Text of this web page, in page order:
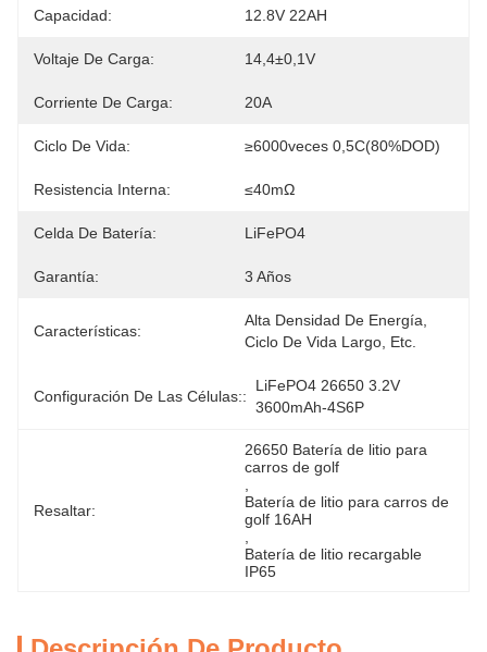
Capacidad: 12.8V 22AH
Voltaje De Carga: 14,4±0,1V
Corriente De Carga: 20A
Ciclo De Vida: ≥6000veces 0,5C(80%DOD)
Resistencia Interna: ≤40mΩ
Celda De Batería: LiFePO4
Garantía: 3 Años
Características:
Alta Densidad De Energía,
Ciclo De Vida Largo, Etc.
Configuración De Las Células::
LiFePO4 26650 3.2V
3600mAh-4S6P
Resaltar:
26650 Batería de litio para
carros de golf
Batería de litio para carros de
golf 16AH
Batería de litio recargable
IP65